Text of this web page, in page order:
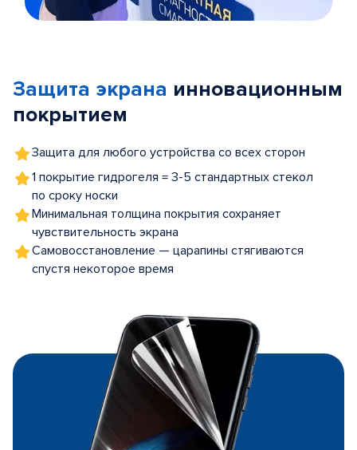
5
Защита экрана инновационным
покрытием
Защита для любого устройства со всех сторон
1 покрытие гидрогеля = 3-5 стандартных стекол
по сроку носки
Минимальная толщина покрытия сохраняет
чувствительность экрана
Самовосстановление — царапины стягиваются
спустя некоторое время